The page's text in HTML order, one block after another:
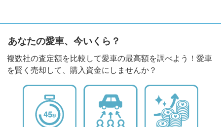
あなたの愛車、今いくら？
複数社の査定額を比較して愛車の最高額を調べよう！愛車
を賢く売却して、購入資金にしませんか？